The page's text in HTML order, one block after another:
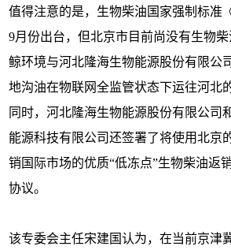
值得注意的是，生物柴油国家强制标准
9月份出台，但北京市目前尚没有生物
鲸环境与河北隆海生物能源股份有限公
地沟油在物联网全监管状态下运往河北
同时，河北隆海生物能源股份有限公司
能源科技有限公司还签署了将使用北京
销国际市场的优质“低冻点”生物柴油返
协议。
该专委会主任宋建国认为，在当前京津